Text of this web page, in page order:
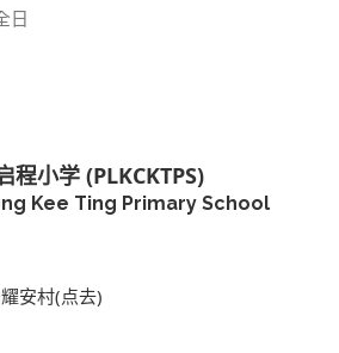
日
程小学 (PLKCKTPS)
Kee Ting Primary School
安村(点去)